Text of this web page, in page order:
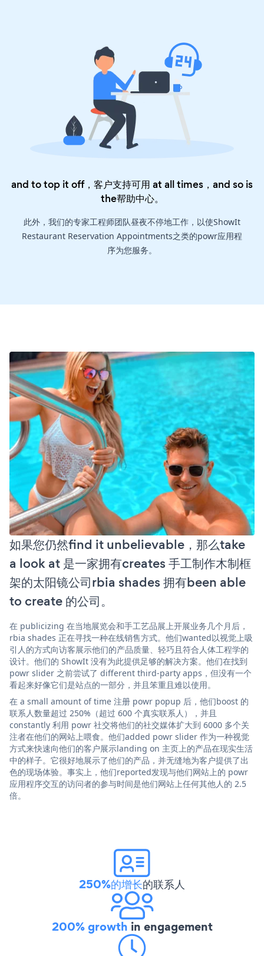
and to top it off，客户支持可用 at all times，and so is
the帮助中心。
此外，我们的专家工程师团队昼夜不停地工作，以使ShowIt
Restaurant Reservation Appointments之类的powr应用程
序为您服务。
如果您仍然find it unbelievable，那么take
a look at 是一家拥有creates 手工制作木制框
架的太阳镜公司rbia shades 拥有been able
to create 的公司。
在 publicizing 在当地展览会和手工艺品展上开展业务几个月后，
rbia shades 正在寻找一种在线销售方式。他们wanted以视觉上吸
引人的方式向访客展示他们的产品质量、轻巧且符合人体工程学的
设计。他们的 ShowIt 没有为此提供足够的解决方案。他们在找到
powr slider 之前尝试了 different third-party apps，但没有一个
看起来好像它们是站点的一部分，并且笨重且难以使用。
在 a small amount of time 注册 powr popup 后，他们boost 的
联系人数量超过 250%（超过 600 个真实联系人），并且
constantly 利用 powr 社交将他们的社交媒体扩大到 6000 多个关
注者在他们的网站上喂食。他们added powr slider 作为一种视觉
方式来快速向他们的客户展示landing on 主页上的产品在现实生活
中的样子。它很好地展示了他们的产品，并无缝地为客户提供了出
色的现场体验。事实上，他们reported发现与他们网站上的 powr
应用程序交互的访问者的参与时间是他们网站上任何其他人的 2.5
倍。
250%的增长的联系人
200% growth in engagement